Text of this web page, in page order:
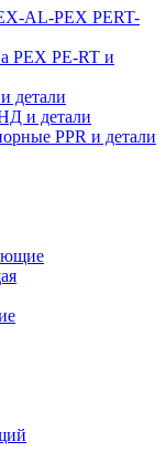
AL-PEX PERT-
PEX PE-RT и
детали
и детали
PPR и детали